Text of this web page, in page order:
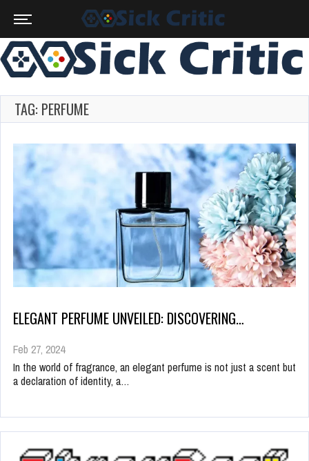
TAG: PERFUME
ELEGANT PERFUME UNVEILED: DISCOVERING…
Feb 27, 2024
In the world of fragrance, an elegant perfume is not just a scent but
a declaration of identity, a…